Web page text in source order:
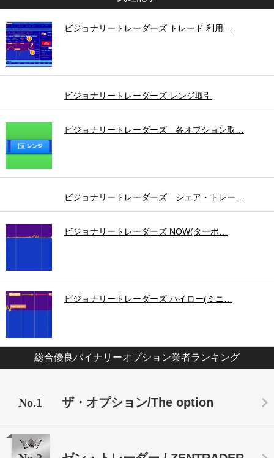
ビジョナリートレーダーズ トレード 利用…
ビジョナリートレーダーズ レンジ取引
ビジョナリートレーダーズ 各オプション取…
ビジョナリートレーダーズ シェア・トレー…
ビジョナリートレーダーズ NOW(ターボ…
ビジョナリートレーダーズ ハイロー(ミニ…
総合優良バイナリーオプション業者ランキング
No.1 ザ・オプション/The option